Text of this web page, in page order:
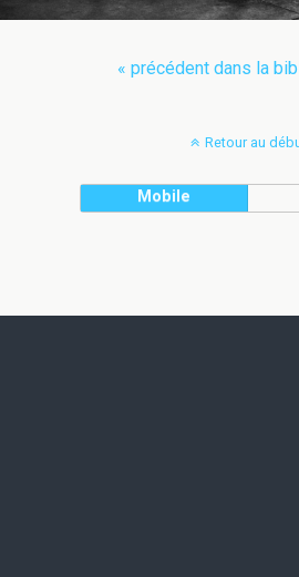
« précédent dans la
Retour au
Mobile